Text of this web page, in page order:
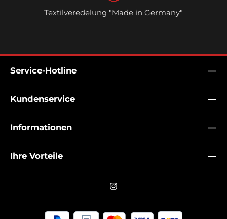
Textilveredelung "Made in Germany"
Service-Hotline
Kundenservice
Informationen
Ihre Vorteile